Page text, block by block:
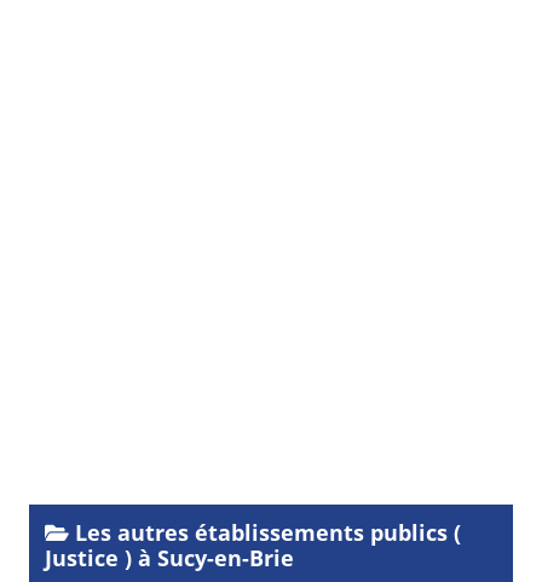
Les autres établissements publics (
Justice ) à Sucy-en-Brie